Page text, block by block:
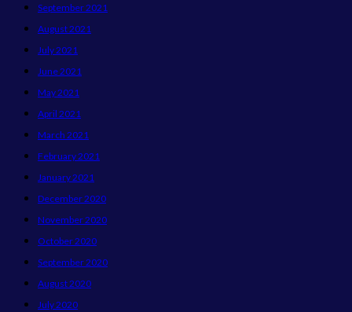
September 2021
August 2021
July 2021
June 2021
May 2021
April 2021
March 2021
February 2021
January 2021
December 2020
November 2020
October 2020
September 2020
August 2020
July 2020